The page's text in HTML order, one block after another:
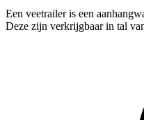
Een veetrailer is een
Deze zijn verkrijgbaar in tal